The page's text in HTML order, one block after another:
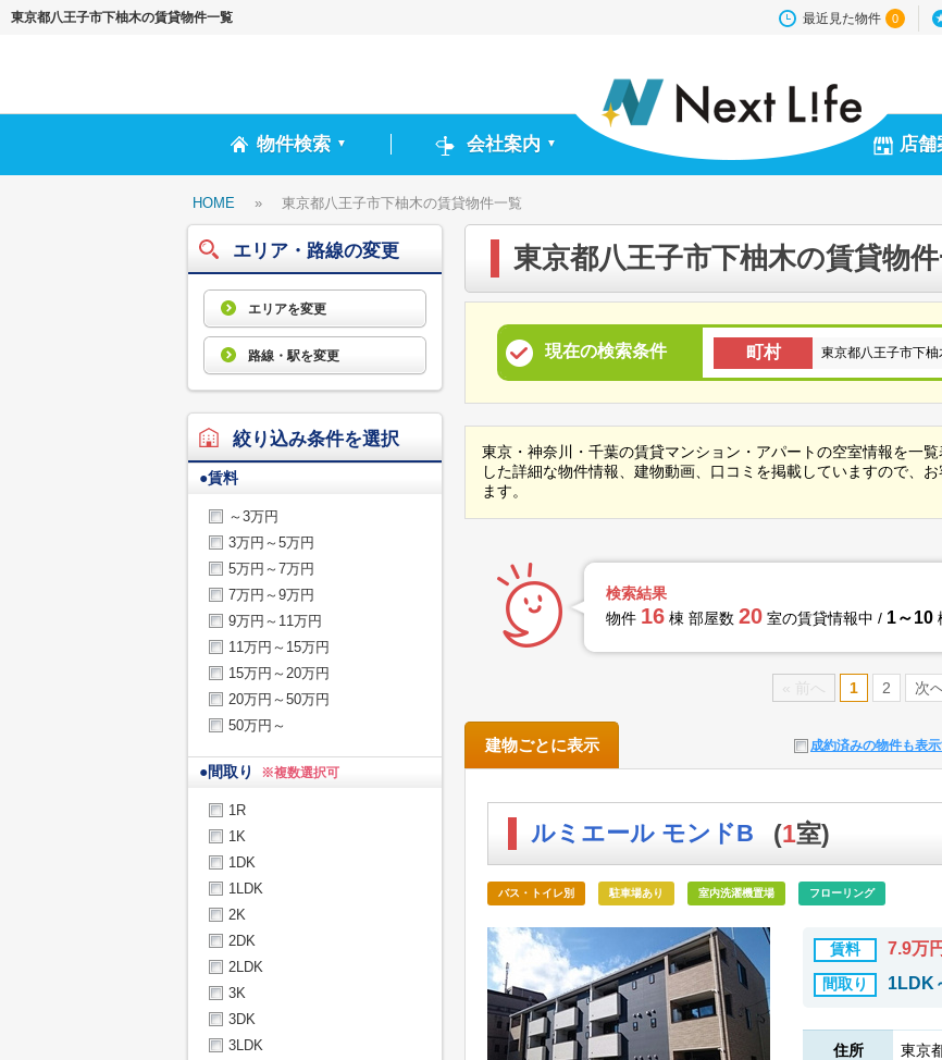
東京都八王子市下柚木の賃貸物件一覧 最近見た物件 0
物件検索 ▼ 会社案内 ▼ 店舗
HOME » 東京都八王子市下柚木の賃貸物件一覧
東京都八王子市下柚木の賃貸物
現在の検索条件 町村 東京都八王子市下柚
東京・神奈川・千葉の賃貸マンション・アパートの空室情報を一
した詳細な物件情報、建物動画、口コミを掲載していますので、
ます。
検索結果
物件 16 棟 部屋数 20 室の賃貸情報中 / 1～10
« 前へ 1 2 次
成約済みの物件も表
建物ごとに表示
ルミエール モンドB (1室)
バス・トイレ別 駐車場あり 室内洗濯機置場 フローリング
賃料 7.9万円
間取り 1LDK
住所 東京
エリア・路線の変更
エリアを変更
路線・駅を変更
絞り込み条件を選択
●賃料
～3万円
3万円～5万円
5万円～7万円
7万円～9万円
9万円～11万円
11万円～15万円
15万円～20万円
20万円～50万円
50万円～
●間取り ※複数選択可
1R
1K
1DK
1LDK
2K
2DK
2LDK
3K
3DK
3LDK